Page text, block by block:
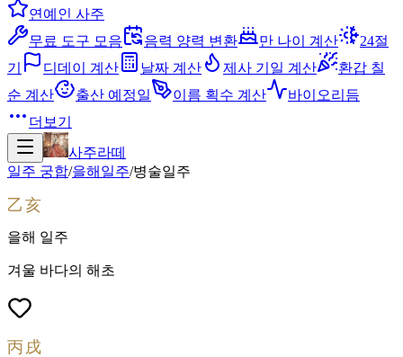
연예인 사주
무료 도구 모음
음력 양력 변환 만 나이 계산
24절
기
디데이 계산 날짜 계산 제사 기일 계산
환갑 칠
순 계산
출산 예정일 이름 획수 계산
바이오리듬
더보기
사주라떼
일주 궁합/을해 일주/병술일주
乙亥
을해 일주
겨울 바다의 해초
丙戌